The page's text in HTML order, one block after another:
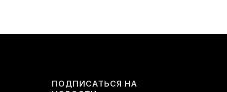
ПОДПИСАТЬСЯ НА